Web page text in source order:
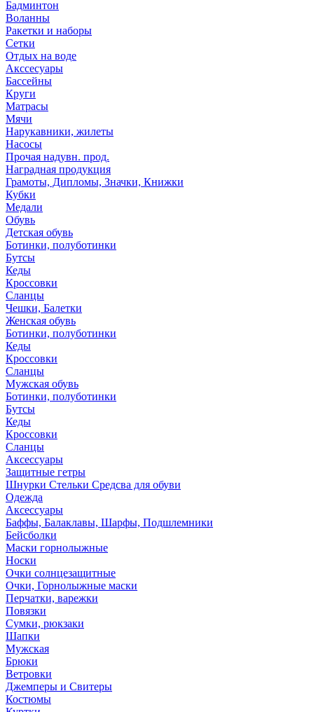
Бадминтон
Воланны
Ракетки и наборы
Сетки
Отдых на воде
Акссесуары
Бассейны
Круги
Матрасы
Мячи
Нарукавники, жилеты
Насосы
Прочая надувн. прод.
Наградная продукция
Грамоты, Дипломы, Значки, Книжки
Кубки
Медали
Обувь
Детская обувь
Ботинки, полуботинки
Бутсы
Кеды
Кроссовки
Сланцы
Чешки, Балетки
Женская обувь
Ботинки, полуботинки
Кеды
Кроссовки
Сланцы
Мужская обувь
Ботинки, полуботинки
Бутсы
Кеды
Кроссовки
Сланцы
Аксессуары
Защитные гетры
Шнурки Стельки Средсва для обуви
Одежда
Аксессуары
Баффы, Балаклавы, Шарфы, Подшлемники
Бейсболки
Маски горнолыжные
Носки
Очки солнцезащитные
Очки, Горнолыжные маски
Перчатки, варежки
Повязки
Сумки, рюкзаки
Шапки
Мужская
Брюки
Ветровки
Джемперы и Свитеры
Костюмы